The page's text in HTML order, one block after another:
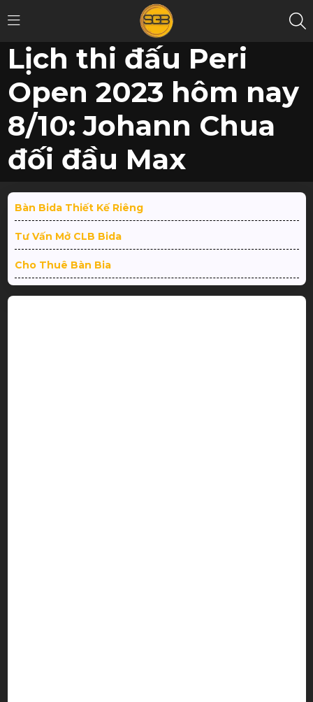
Lịch thi đấu Peri
Open 2023 hôm nay
8/10: Johann Chua
đối đầu Max
Lechner
Trang
chủ
/
TIN
TỨC
/
Lịch thi đấu Peri Open 2023 hôm nay 8/10: Johann
Chua đối đầu Max Lechner
Bàn Bida Thiết Kế Riêng
Tư Vấn Mở CLB Bida
Cho Thuê Bàn Bia